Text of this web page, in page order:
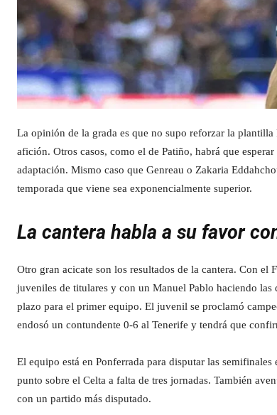
La opinión de la grada es que no supo reforzar la
afición. Otros casos, como el de Patiño, habrá que
adaptación. Mismo caso que Genreau o Zakaria
temporada que viene sea exponencialmente superior.
La cantera habla a su favor
Otro gran acicate son los resultados de la cantera. Con
juveniles de titulares y con un Manuel Pablo haciendo
plazo para el primer equipo. El juvenil se proclamó
endosó un contundente 0-6 al Tenerife y tendrá que
El equipo está en Ponferrada para disputar las
punto sobre el Celta a falta de tres jornadas. También
con un partido más disputado.